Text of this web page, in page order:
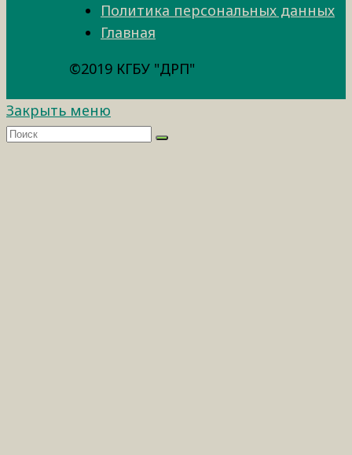
Политика персональных данных
Главная
©2019 КГБУ "ДРП"
Закрыть меню